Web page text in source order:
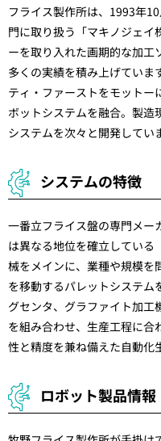
フライス製作所は、1993年
門に取り扱う「マキノジェイ
ーを取り入れた画期的な加
多くの実績を積み上げていま
ティ・ファーストをモットー
ボットシステムを融合。製造
システムを次々と開発してい
システムの特徴
一番立フライス盤の専門メー
は異なる地位を確立してい
械をメインに、業種や規模を
を移動するパレットシステム
グセンタ、グラファイト加工
を組み合わせ、生産工程に
性と精度を兼ね備えた自動化
ロボット製品情報